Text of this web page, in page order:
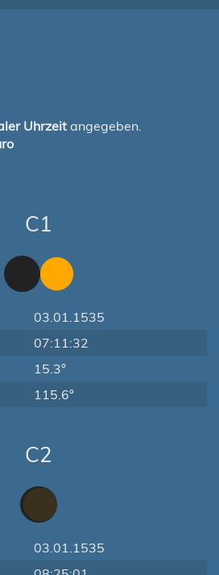
Uhrzeit angegeben.
C1
03.01.1535
07:11:32
15.3°
115.6°
C2
03.01.1535